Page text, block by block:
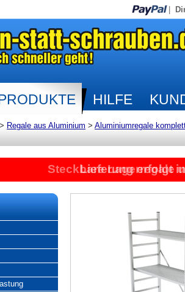
HILFE
> Regale aus Aluminium > Aluminiumregale
Steckbare Lagerregale
Lieferung erfolgt